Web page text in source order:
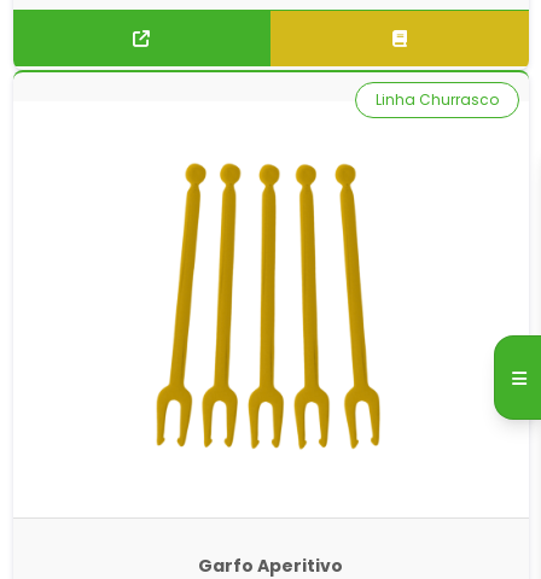
Garfo Aperitivo
Linha Churrasco